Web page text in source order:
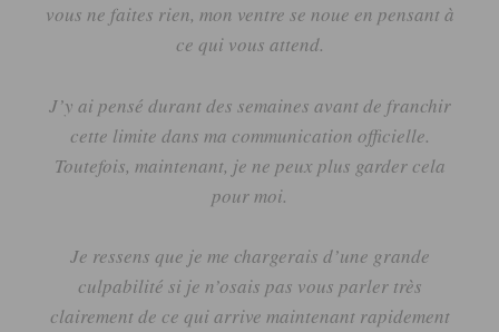
vous ne faites rien, mon ventre se noue en pensant à
ce qui vous attend.
J’y ai pensé durant des semaines avant de franchir
cette limite dans ma communication officielle.
Toutefois, maintenant, je ne peux plus garder cela
pour moi.
Je ressens que je me chargerais d’une grande
culpabilité si je n’osais pas vous parler très
clairement de ce qui arrive maintenant rapidement